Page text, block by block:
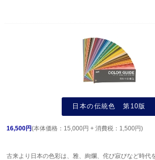
日本の伝統色 第10版
16,500円(本体価格：15,000円 + 消費税：1,500円)
古来より日本の色彩は、雅、絢爛、侘び寂びなど時代